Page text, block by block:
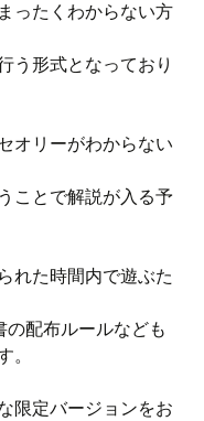
ったくわからない方
う形式となっており
オリーがわからない
ことで解説が入る予
れた時間内で遊ぶた
の配布ルールなども
。
限定バージョンをお